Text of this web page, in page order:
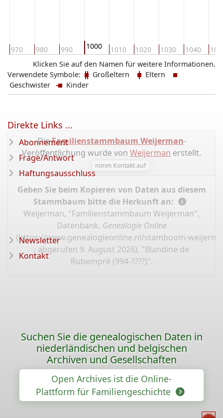
970 980 990 1000 1010 1020 1030 1040
Klicken Sie auf den Namen für weitere Informationen.
Verwendete Symbole:
Großeltern
Eltern
Geschwister
Kinder
DieFamilienstammbaum Weijerman-
Veröffentlichung wurde von Weijerman erstellt.
nimm Kontakt auf
Geben Sie beim Kopieren von Daten aus diesem
Stammbaum bitte die Herkunft an:
Weijerman, "Familienstammbaum Weijerman",
Datenbank, Genealogie Online
(https://www.genealogieonline.nl/stamboom-
: abgerufen 9. August 2026), "Blandine de
Rubempré (994-????)".
Direkte Links ...
Abonnement
Frage/Antwort
Haftungsausschluss
Newsletter
Kontakt
Suchen Sie die genealogischen Daten in
niederländischen und belgischen
Archiven und Gesellschaften
Open Archives ist die Online-
Plattform für Familiengeschichte